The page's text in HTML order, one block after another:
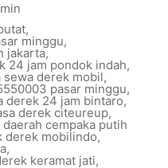
,
minggu,
jakarta,
24 jam pondok indah,
sewa derek mobil,
pasar minggu,
derek 24 jam bintaro,
derek citeureup,
cempaka putih
derek mobilindo,
,
keramat jati,